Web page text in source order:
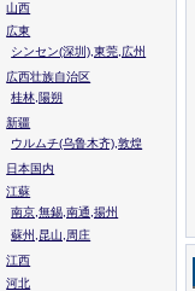
山西
広東
シンセン(深圳),東莞,広州
広西壮族自治区
桂林,陽朔
新疆
ウルムチ(乌鲁木齐),敦煌
日本国内
江蘇
南京,無錫,南通,揚州
蘇州,昆山,周庄
江西
河北